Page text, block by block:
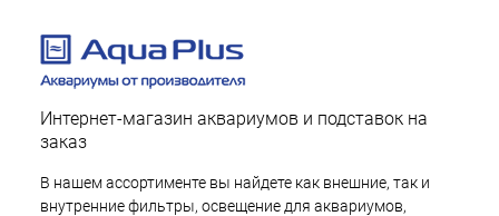
Интернет-магазин аквариумов и подставок на
заказ
В нашем ассортименте вы найдете как внешние, так и
внутренние фильтры, освещение для аквариумов,